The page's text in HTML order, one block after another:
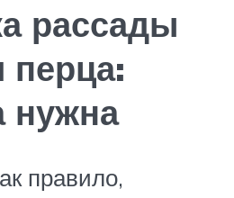
рассады
перца:
нужна
правило,